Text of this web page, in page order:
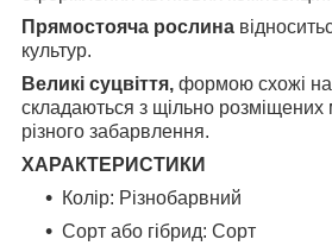
Прямостояча рослина
культур.
Великі суцвіття, формою схожі на
складаються з щільно розміщених
різного забарвлення.
ХАРАКТЕРИСТИКИ
Колір: Різнобарвний
Сорт або гібрид: Сорт